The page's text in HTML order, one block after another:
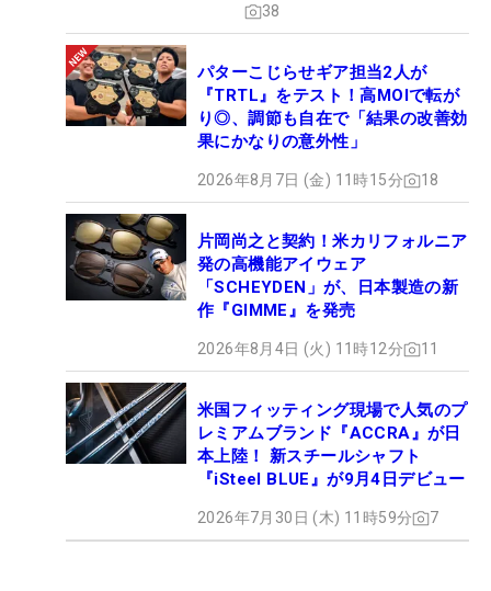
38
パターこじらせギア担当2人が
『TRTL』をテスト！高MOIで転が
り◎、調節も自在で「結果の改善効
果にかなりの意外性」
2026年8月7日 (金) 11時15分 18
片岡尚之と契約！米カリフォルニア
発の高機能アイウェア
「SCHEYDEN」が、日本製造の新
作『GIMME』を発売
2026年8月4日 (火) 11時12分 11
米国フィッティング現場で人気のプ
レミアムブランド『ACCRA』が日
本上陸！ 新スチールシャフト
『iSteel BLUE』が9月4日デビュー
2026年7月30日 (木) 11時59分 7